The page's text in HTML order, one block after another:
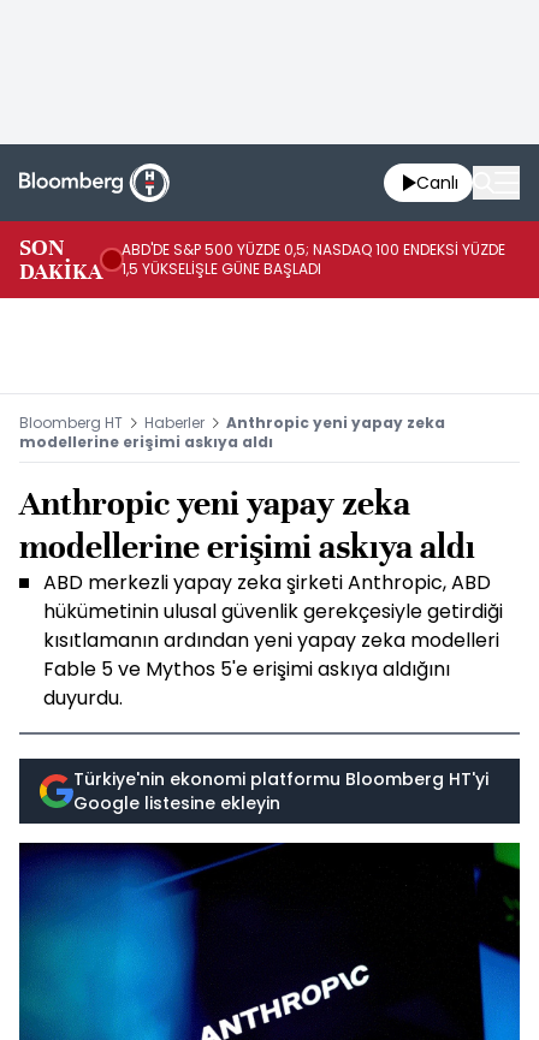
Canlı
SON
DAKİKA
ABD'DE S&P 500 YÜZDE 0,5; NASDAQ 100 ENDEKSİ YÜZDE
1,5 YÜKSELİŞLE GÜNE BAŞLADI
Bloomberg HT Haberler
Anthropic yeni yapay zeka
modellerine erişimi askıya aldı
Anthropic yeni yapay zeka
modellerine erişimi askıya aldı
ABD merkezli yapay zeka şirketi Anthropic, ABD
hükümetinin ulusal güvenlik gerekçesiyle getirdiği
kısıtlamanın ardından yeni yapay zeka modelleri
Fable 5 ve Mythos 5'e erişimi askıya aldığını
duyurdu.
Türkiye'nin ekonomi platformu Bloomberg HT'yi
Google listesine ekleyin